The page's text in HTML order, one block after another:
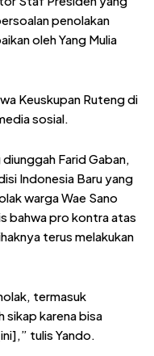
penolakan
oleh Yang Mulia
Keuskupan Ruteng di
sosial.
Farid Gaban,
Indonesia Baru yang
warga Wae Sano
bahwa pro kontra atas
terus melakukan
termasuk
sikap karena bisa
tulis Yando.